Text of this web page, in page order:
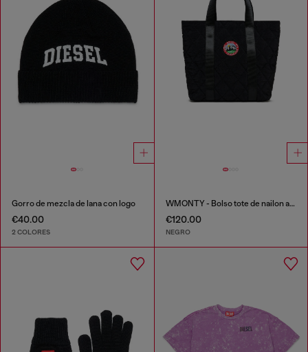
Gorro de mezcla de lana con logo
€40.00
2 COLORES
WMONTY - Bolso tote de nailon acolchado
€120.00
NEGRO